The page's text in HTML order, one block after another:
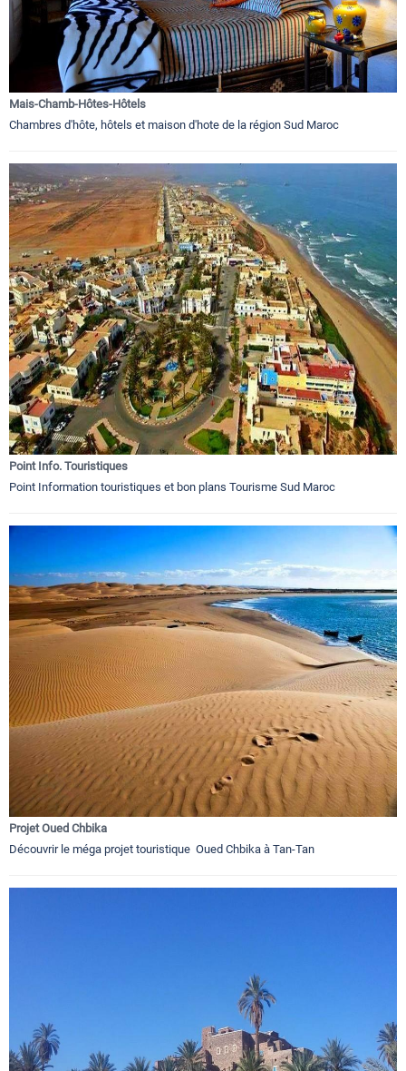
Mais-Chamb-Hôtes-Hôtels
Chambres d'hôte, hôtels et maison d'hote de la région Sud Maroc
Point Info. Touristiques
Point Information touristiques et bon plans Tourisme Sud Maroc
Projet Oued Chbika
Découvrir le méga projet touristique Oued Chbika à Tan-Tan